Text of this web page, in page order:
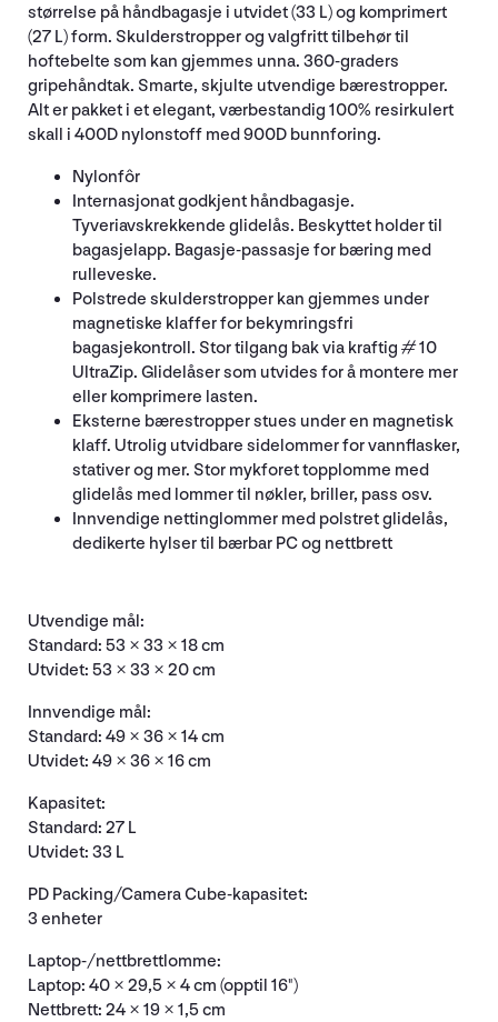
størrelse på håndbagasje i utvidet (33 L) og komprimert
(27 L) form. Skulderstropper og valgfritt tilbehør til
hoftebelte som kan gjemmes unna. 360-graders
gripehåndtak. Smarte, skjulte utvendige bærestropper.
Alt er pakket i et elegant, værbestandig 100% resirkulert
skall i 400D nylonstoff med 900D bunnforing.
Nylonfôr
Internasjonat godkjent håndbagasje.
Tyveriavskrekkende glidelås. Beskyttet holder til
bagasjelapp. Bagasje-passasje for bæring med
rulleveske.
Polstrede skulderstropper kan gjemmes under
magnetiske klaffer for bekymringsfri
bagasjekontroll. Stor tilgang bak via kraftig # 10
UltraZip. Glidelåser som utvides for å montere mer
eller komprimere lasten.
Eksterne bærestropper stues under en magnetisk
klaff. Utrolig utvidbare sidelommer for vannflasker,
stativer og mer. Stor mykforet topplomme med
glidelås med lommer til nøkler, briller, pass osv.
Innvendige nettinglommer med polstret glidelås,
dedikerte hylser til bærbar PC og nettbrett
Utvendige mål:
Standard: 53 × 33 × 18 cm
Utvidet: 53 × 33 × 20 cm
Innvendige mål:
Standard: 49 × 36 × 14 cm
Utvidet: 49 × 36 × 16 cm
Kapasitet:
Standard: 27 L
Utvidet: 33 L
PD Packing/Camera Cube-kapasitet:
3 enheter
Laptop-/nettbrettlomme:
Laptop: 40 × 29,5 × 4 cm (opptil 16")
Nettbrett: 24 × 19 × 1,5 cm